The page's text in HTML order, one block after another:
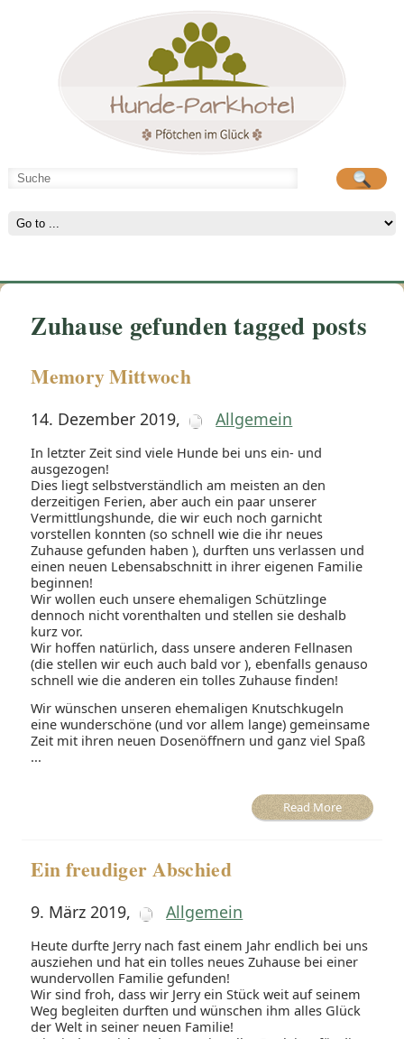
Hunde-Parkhotel
Zuhause gefunden tagged posts
Memory Mittwoch
14. Dezember 2019, Allgemein
In letzter Zeit sind viele Hunde bei uns ein- und
ausgezogen!
Dies liegt selbstverständlich am meisten an den
derzeitigen Ferien, aber auch ein paar unserer
Vermittlungshunde, die wir euch noch garnicht
vorstellen konnten (so schnell wie die ihr neues
Zuhause gefunden haben ), durften uns verlassen und
einen neuen Lebensabschnitt in ihrer eigenen Familie
beginnen!
Wir wollen euch unsere ehemaligen Schützlinge
dennoch nicht vorenthalten und stellen sie deshalb
kurz vor.
Wir hoffen natürlich, dass unsere anderen Fellnasen
(die stellen wir euch auch bald vor ), ebenfalls genauso
schnell wie die anderen ein tolles Zuhause finden!
Wir wünschen unseren ehemaligen Knutschkugeln
eine wunderschöne (und vor allem lange) gemeinsame
Zeit mit ihren neuen Dosenöffnern und ganz viel Spaß
...
Read More
Ein freudiger Abschied
9. März 2019, Allgemein
Heute durfte Jerry nach fast einem Jahr endlich bei uns
ausziehen und hat ein tolles neues Zuhause bei einer
wundervollen Familie gefunden!
Wir sind froh, dass wir Jerry ein Stück weit auf seinem
Weg begleiten durften und wünschen ihm alles Glück
der Welt in seiner neuen Familie!